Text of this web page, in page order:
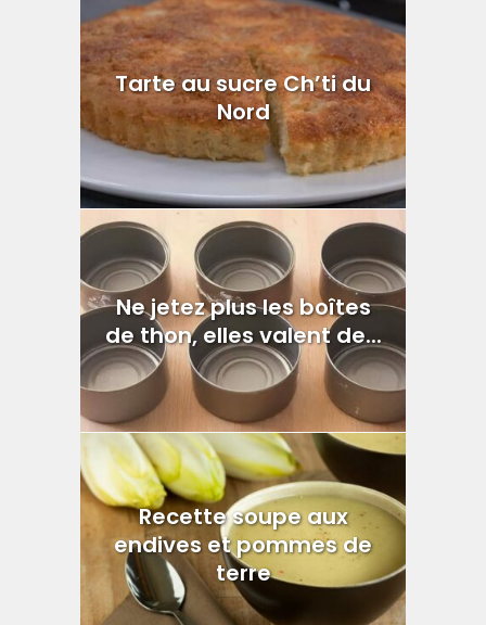
Tarte au sucre Ch’ti du
Nord
Ne jetez plus les boîtes
de thon, elles valent de...
Recette soupe aux
endives et pommes de
terre